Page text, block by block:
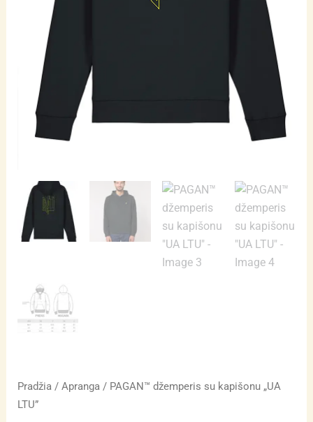
Pradžia/ Apranga/ PAGAN™ džemperis su kapišonu „UA
LTU”